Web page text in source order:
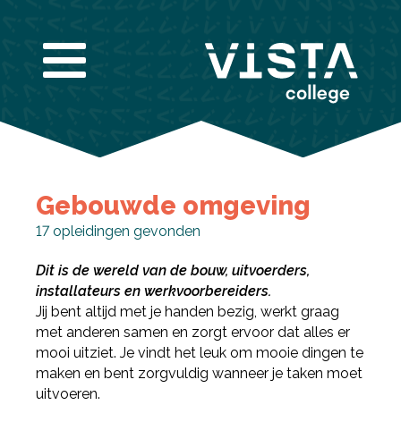
Gebouwde omgeving
17opleidingen gevonden
Dit is de wereld van de bouw, uitvoerders,
installateurs en werkvoorbereiders.
Jij bent altijd met je handen bezig, werkt graag
met anderen samen en zorgt ervoor dat alles er
mooi uitziet. Je vindt het leuk om mooie dingen te
maken en bent zorgvuldig wanneer je taken moet
uitvoeren.
Vul de gegevens hieronder in om de infogids te
downloaden.
Nieuwsbrief
Ik wil graag de nieuwsbrief ontvangen
Akkoord*
Ik ga akkoord met het verwerken van mijn
gegevens volgens deprivacy voorwaarden van
VISTA college.
Bekijk de infogids